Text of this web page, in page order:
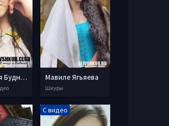
Анастасия Буднитская Мавиле Ягьяева
Шкуры
С видео